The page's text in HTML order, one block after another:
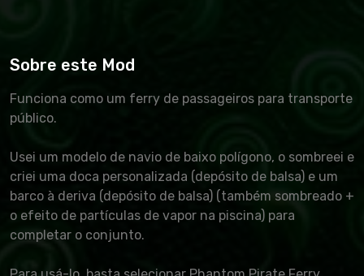
Sobre este Mod
Funciona como um ferry de passageiros para transporte
público.
Usei um modelo de navio de baixo polígono, o sombreei e
criei uma doca personalizada (depósito de balsa) e um
barco à deriva (depósito de balsa) (também sombreado +
o efeito de partículas de vapor na piscina) para
completar o conjunto.